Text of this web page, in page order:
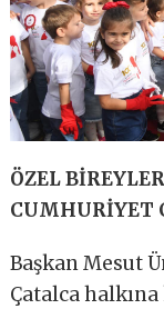
ÖZEL
CUMHURİYET
Başkan Mesut
Çatalca